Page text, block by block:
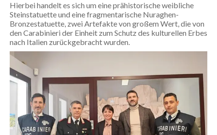
SPORT IN SARDEGNA
SPORT
RISULTATI E CLASSIFICHE
CALCIO
BASKET
VOLLEY
MOTORI
Hierbei handelt es sich um eine prähistorische weibliche
Steinstatuette und eine fragmentarische Nuraghen-
Bronzestatuette, zwei Artefakte von großem Wert, die von
den Carabinieri der Einheit zum Schutz des kulturellen Erbes
nach Italien zurückgebracht wurden.